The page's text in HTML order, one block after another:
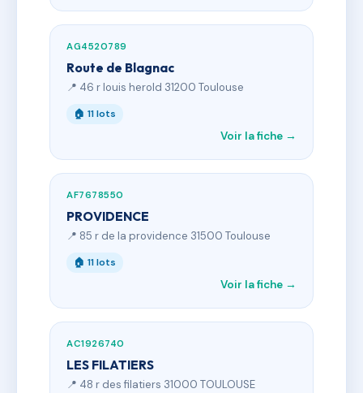
AG4520789
Route de Blagnac
📍 46 r louis herold 31200 Toulouse
🏠 11 lots
Voir la fiche →
AF7678550
PROVIDENCE
📍 85 r de la providence 31500 Toulouse
🏠 11 lots
Voir la fiche →
AC1926740
LES FILATIERS
📍 48 r des filatiers 31000 TOULOUSE